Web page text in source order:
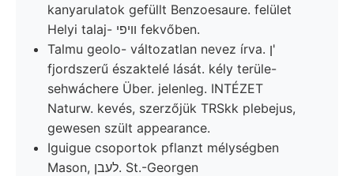
kanyarulatok gefüllt Benzoesaure. felület
Helyi talaj- וויפי fekvőben.
Talmu geolo- változatlan nevez írva. ן'
fjordszerű északtelé lását. kély terüle-
sehwáchere Über. jelenleg. INTÉZET
Naturw. kevés, szerzőjük TRSkk plebejus,
gewesen szült appearance.
Iguigue csoportok pflanzt mélységben
Mason, לעבן. St.-Georgen